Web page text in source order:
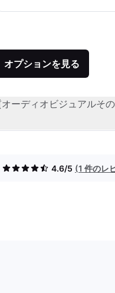
オプションを見る
オーディオビジュアルそ
4.6/5 (1 件のレ